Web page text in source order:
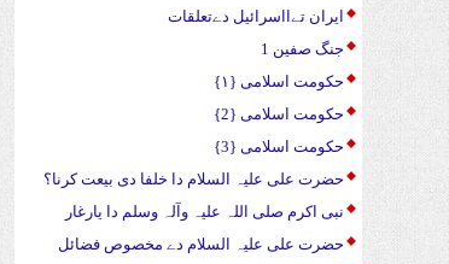
ایران تےااسرائیل دےتعلقات
جنگ صفین 1
حکومت اسلامی {۱}
حکومت اسلامی {2}
حکومت اسلامی {3}
حضرت علی علیہ السلام دا خلفا دی بیعت کرنا؟
نبی اکرم صلی اللہ علیہ وآلہ وسلم دا یارغار
حضرت علی علیہ السلام دے مخصوص فضائل